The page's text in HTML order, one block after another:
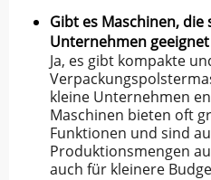
Gibt es Maschinen, die
Unternehmen
Ja, es gibt kompakte
kleine Unternehmen
Maschinen bieten oft
Funktionen und sind
Produktionsmengen
auch für kleinere